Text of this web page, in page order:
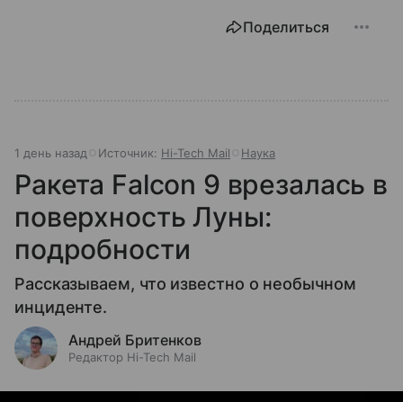
Поделиться
1 день назад Источник: Hi-Tech Mail Наука
Ракета Falcon 9 врезалась в
поверхность Луны:
подробности
Рассказываем, что известно о необычном
инциденте.
Андрей Бритенков
Редактор Hi-Tech Mail